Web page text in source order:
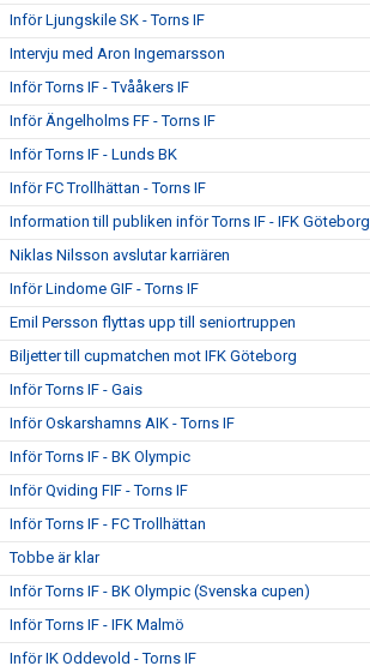
Inför Ljungskile SK - Torns IF
Intervju med Aron Ingemarsson
Inför Torns IF - Tvååkers IF
Inför Ängelholms FF - Torns IF
Inför Torns IF - Lunds BK
Inför FC Trollhättan - Torns IF
Information till publiken inför Torns IF - IFK Göteborg
Niklas Nilsson avslutar karriären
Inför Lindome GIF - Torns IF
Emil Persson flyttas upp till seniortruppen
Biljetter till cupmatchen mot IFK Göteborg
Inför Torns IF - Gais
Inför Oskarshamns AIK - Torns IF
Inför Torns IF - BK Olympic
Inför Qviding FIF - Torns IF
Inför Torns IF - FC Trollhättan
Tobbe är klar
Inför Torns IF - BK Olympic (Svenska cupen)
Inför Torns IF - IFK Malmö
Inför IK Oddevold - Torns IF